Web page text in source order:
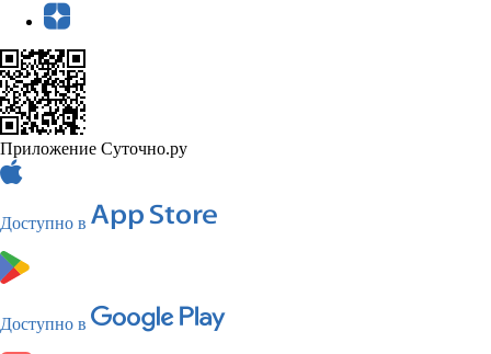
Приложение Суточно.ру
Доступно в
Доступно в